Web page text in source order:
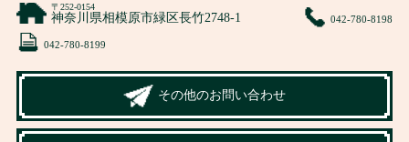
〒252-0154
神奈川県相模原市緑区長竹2748-1 042-780-8198
042-780-8199
その他のお問い合わせ